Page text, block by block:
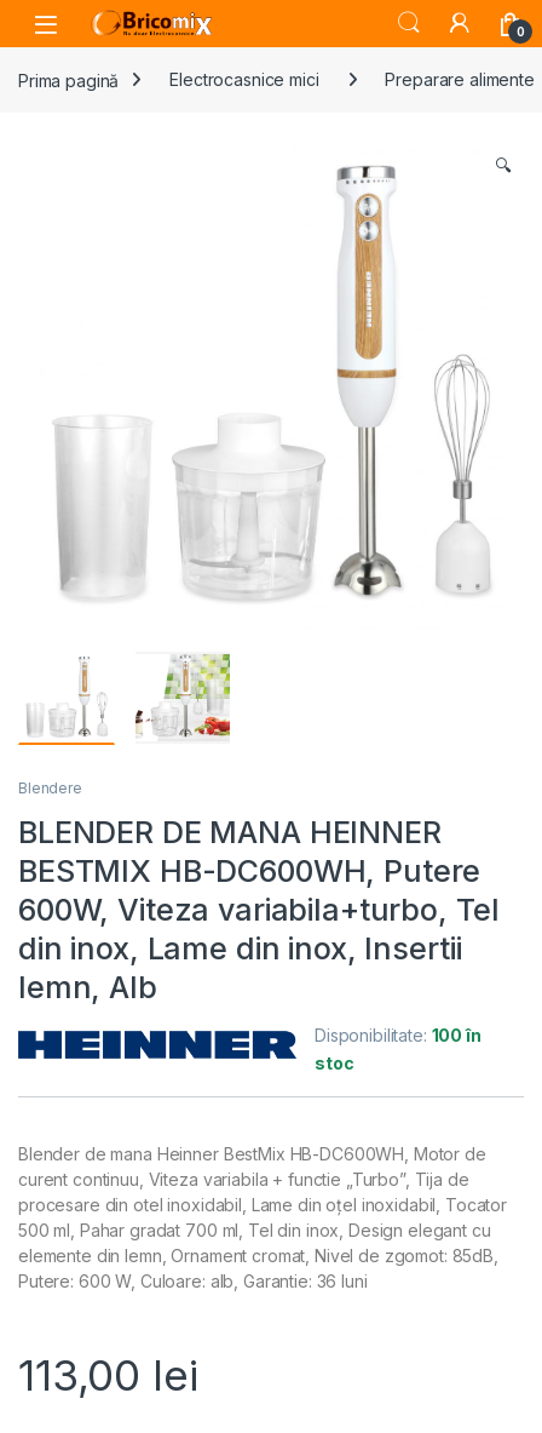
Skip to navigation
Skip to content
Open 0
Prima pagină Electrocasnice mici Preparare alimente
🔍
Blendere
BLENDER DE MANA HEINNER
BESTMIX HB-DC600WH, Putere
600W, Viteza variabila+turbo, Tel
din inox, Lame din inox, Insertii
lemn, Alb
Disponibilitate: 100 în
stoc
Blender de mana Heinner BestMix HB-DC600WH, Motor de
curent continuu, Viteza variabila + functie „Turbo”, Tija de
procesare din otel inoxidabil, Lame din oțel inoxidabil, Tocator
500 ml, Pahar gradat 700 ml, Tel din inox, Design elegant cu
elemente din lemn, Ornament cromat, Nivel de zgomot: 85dB,
Putere: 600 W, Culoare: alb, Garantie: 36 luni
113,00 lei